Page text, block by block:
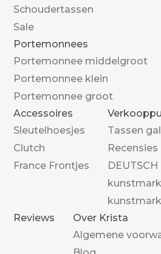
Schoudertassen
Sale
Portemonnees
Portemonnee middelgroot
Portemonnee klein
Portemonnee groot
Accessoires
Sleutelhoesjes
Clutch
France Frontjes
Tassen
Recensies
DEUTSCH
Reviews
Over Krista
Algemene